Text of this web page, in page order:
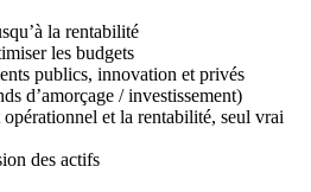
la rentabilité
les budgets
publics, innovation et privés
d’amorçage / investissement)
et la rentabilité, seul vrai
des actifs